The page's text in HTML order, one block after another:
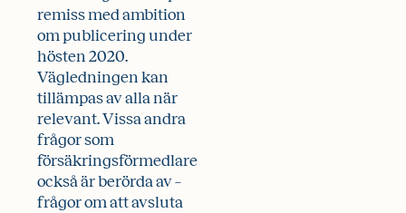
remiss med ambition
om publicering under
hösten 2020.
Vägledningen kan
tillämpas av alla när
relevant. Vissa andra
frågor som
försäkrings­förmedlare
också är berörda av –
frågor om att avsluta